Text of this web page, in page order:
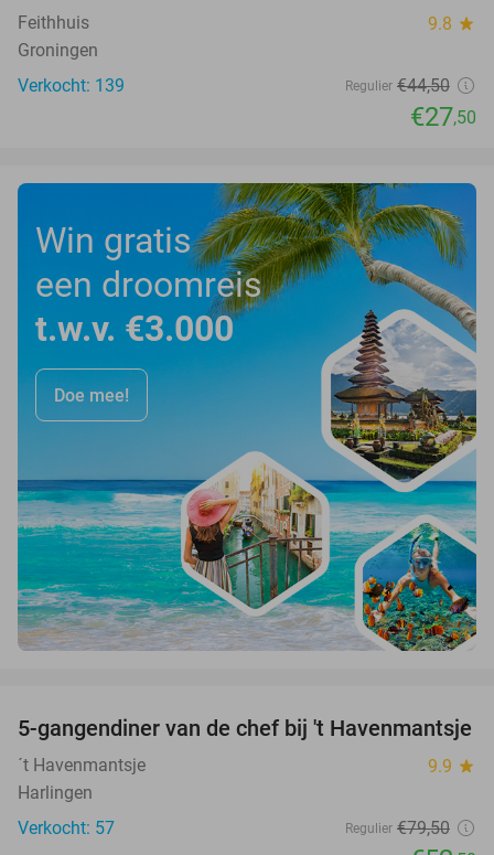
Feithhuis 9.8 star
Groningen
Verkocht: 139
Regulier €44,50
€27,50
Win gratis
een droomreis
t.w.v. €3.000
Doe mee!
34%
5-gangendiner van de chef bij 't Havenmantsje
´t Havenmantsje 9.9 star
Harlingen
Verkocht: 57
Regulier €79,50